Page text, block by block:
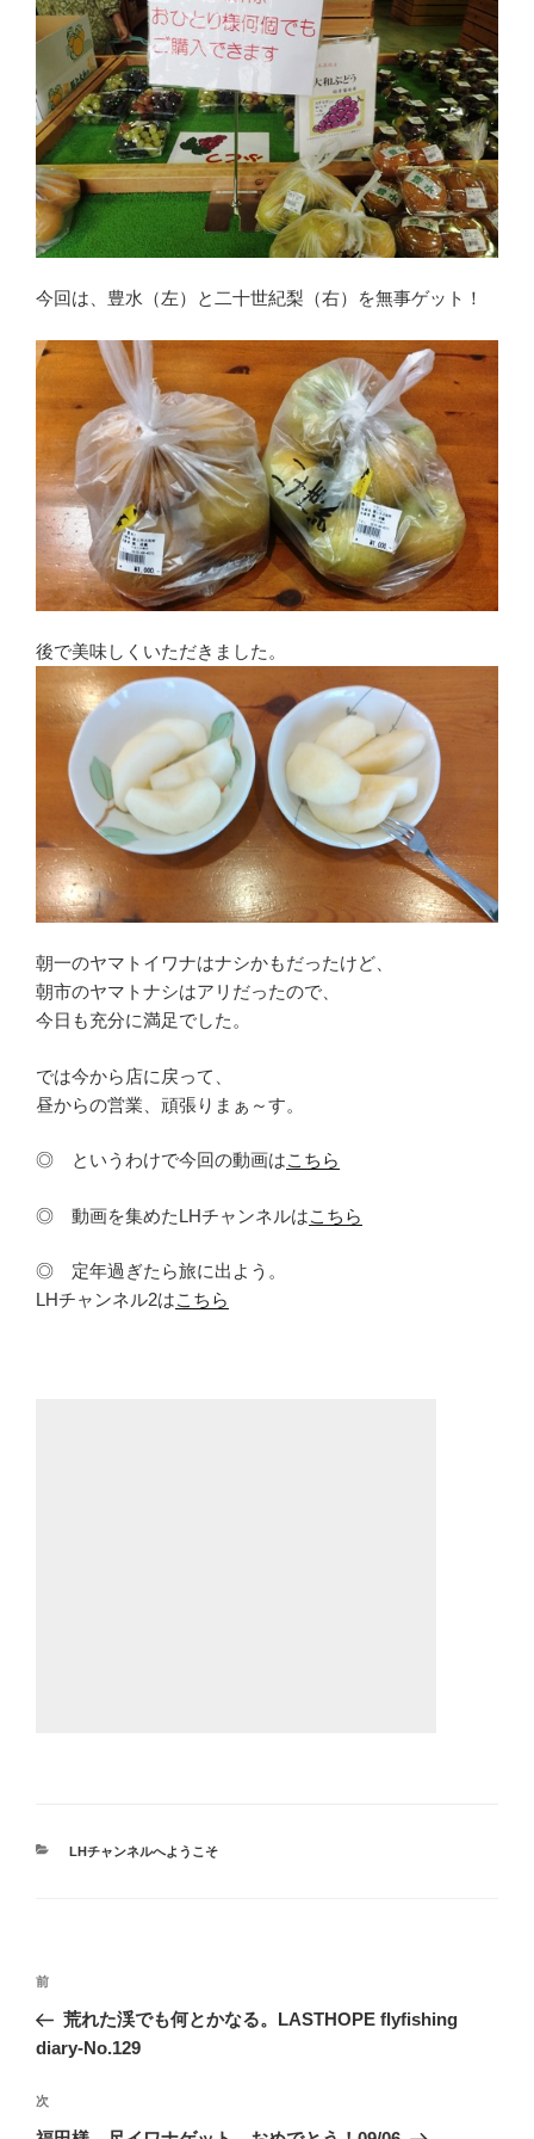
今回は、豊水（左）と二十世紀梨（右）を無事ゲット！
後で美味しくいただきました。
朝一のヤマトイワナはナシかもだったけど、
朝市のヤマトナシはアリだったので、
今日も充分に満足でした。
では今から店に戻って、
昼からの営業、頑張りまぁ～す。
◎ というわけで今回の動画はこちら
◎ 動画を集めたLHチャンネルはこちら
◎ 定年過ぎたら旅に出よう。
LHチャンネル2はこちら
カ
LHチャンネルへようこそ
投
ナ
ゲ
前
の
投
前
荒れた渓でも何とかなる。LASTHOPE flyfishing
diary-No.129
次
の
次